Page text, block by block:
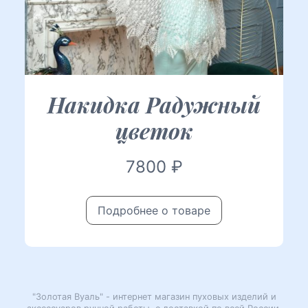
Накидка Радужный
цветок
7800 ₽
Подробнее о товаре
"Золотая Вуаль" - интернет магазин пуховых изделий и